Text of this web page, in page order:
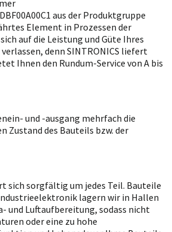
aus der Produktgruppe
Element in Prozessen der
auf die Leistung und Güte Ihres
denn SINTRONICS liefert
Ihnen den Rundum-Service von A bis
und -ausgang mehrfach die
Zustand des Bauteils bzw. der
sich sorgfältig um jedes Teil. Bauteile
lagern wir in Hallen
und Luftaufbereitung, sodass nicht
oder eine zu hohe